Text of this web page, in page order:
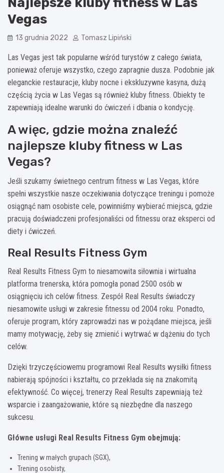
Vegas
13 grudnia 2022 Tomasz Lipiński
Las Vegas jest tak popularne wśród turystów z całego świata,
ponieważ oferuje wszystko, czego zapragnie dusza. Podobnie jak
eleganckie restauracje, kluby nocne i ekskluzywne kasyna, dużą
częścią życia w Las Vegas są również kluby fitness. Obiekty te
zapewniają idealne warunki do ćwiczeń i dbania o kondycję.
A więc, gdzie można znaleźć
najlepsze kluby fitness w Las
Vegas?
Jeśli szukamy świetnego centrum fitness w Las Vegas, które
spełni wszystkie nasze oczekiwania dotyczące treningu i pomoże
osiągnąć nam osobiste cele, powinniśmy wybierać miejsca, gdzie
pracują doświadczeni profesjonaliści od fitnessu oraz eksperci od
diety i ćwiczeń.
Real Results Fitness Gym
Real Results Fitness Gym to niesamowita siłownia i wirtualna
platforma trenerska, która pomogła ponad 2500 osób w
osiągnięciu ich celów fitness. Zespół Real Results świadczy
niesamowite usługi w zakresie fitnessu od 2004 roku. Ponadto,
oferuje program, który zaprowadzi nas w pożądane miejsca, jeśli
mamy motywację, żeby się zmienić i wytrwać w dążeniu do tych
celów.
Dzięki trzyczęściowemu programowi Real Results wysiłki fitness
nabierają spójności i kształtu, co przekłada się na znakomitą
efektywność. Co więcej, trenerzy Real Results zapewniają też
wsparcie i zaangażowanie, które są niezbędne dla naszego
sukcesu.
Główne usługi Real Results Fitness Gym obejmują:
Trening w małych grupach (SGX),
Trening osobisty,